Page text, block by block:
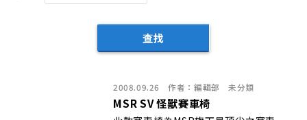
查找
2008.09.26 作者： 編輯部 未分類
MSR SV 怪獸賽車椅